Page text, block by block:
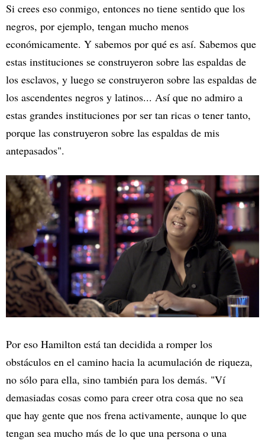
Si crees eso conmigo, entonces no tiene sentido que los
negros, por ejemplo, tengan mucho menos
económicamente. Y sabemos por qué es así. Sabemos que
estas instituciones se construyeron sobre las espaldas de
los esclavos, y luego se construyeron sobre las espaldas de
los ascendentes negros y latinos... Así que no admiro a
estas grandes instituciones por ser tan ricas o tener tanto,
porque las construyeron sobre las espaldas de mis
antepasados".
Por eso Hamilton está tan decidida a romper los
obstáculos en el camino hacia la acumulación de riqueza,
no sólo para ella, sino también para los demás. "Ví
demasiadas cosas como para creer otra cosa que no sea
que hay gente que nos frena activamente, aunque lo que
tengan sea mucho más de lo que una persona o una